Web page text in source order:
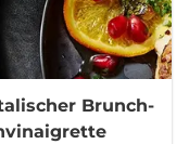
Brunch-